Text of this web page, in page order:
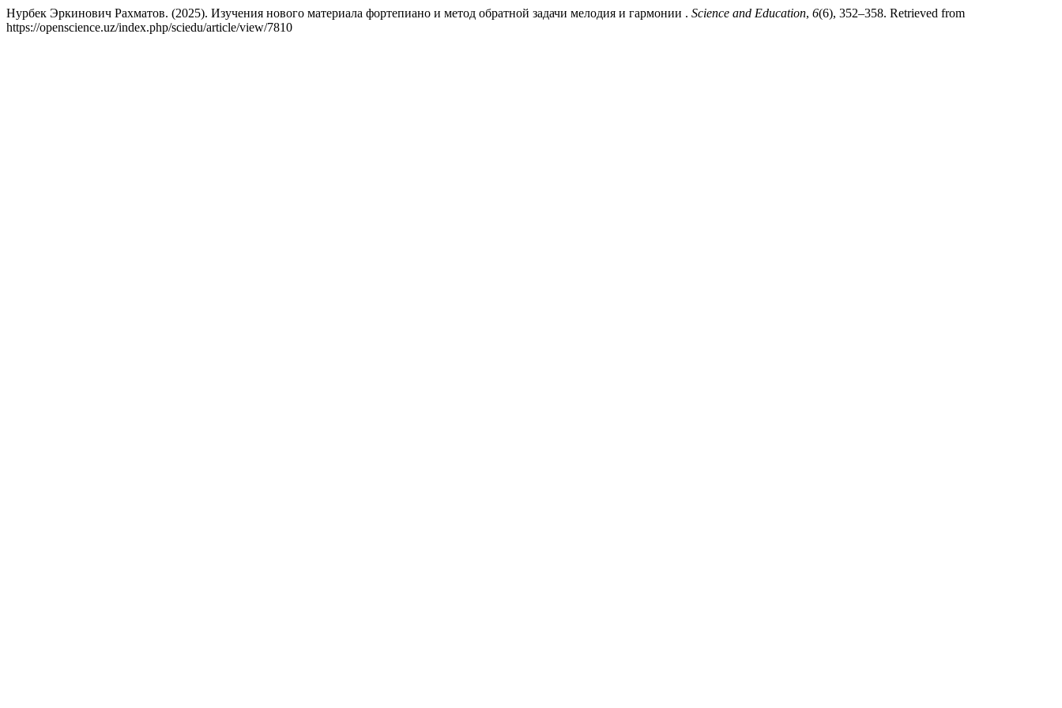
Нурбек Эркинович Рахматов. (2025). Изучения нового материала фортепиано и метод обратной задачи мелодия и гармонии . Science and Education, 6(6), 352–358. Retrieved from
https://openscience.uz/index.php/sciedu/article/view/7810